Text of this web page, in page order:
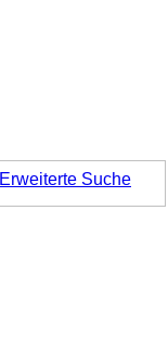
Erweiterte Suche